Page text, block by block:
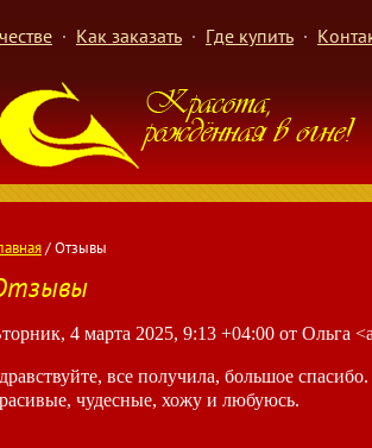
Как заказать Где купить
/ Отзывы
4 марта 2025, 9:13 +04:00 от Ольга
все получила, большое
чудесные, хожу и любуюсь.